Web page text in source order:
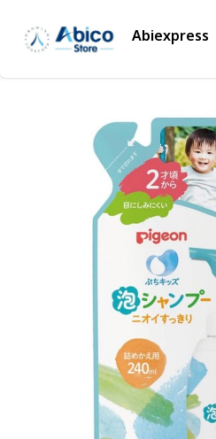
Abiexpress